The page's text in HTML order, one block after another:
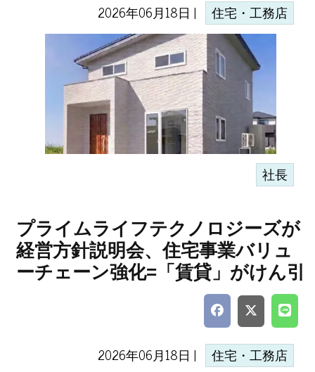
2026年06月18日 | 住宅・工務店
社長
プライムライフテクノロジーズが
経営方針説明会、住宅事業バリュ
ーチェーン強化=「賃貸」がけん引
2026年06月18日 | 住宅・工務店